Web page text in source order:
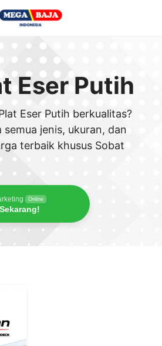
Eser Putih
Eser Putih berkualitas?
jenis, ukuran, dan
terbaik khusus Sobat
Online